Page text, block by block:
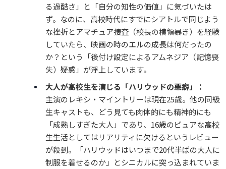
る過酷さ」と「自分の知性の価値」に気づいたは
ず。なのに、高校時代にすでにシアトルで同じよう
な挫折とアマチュア捜査（校長の横領暴き）を経験
していたら、映画の時のエルの成長は何だったの
か？という「後付け設定によるアムネジア（記憶喪
失）疑惑」が浮上しています。
大人が高校生を演じる「ハリウッドの悪癖」：
主演のレキシ・マイントリーは現在25歳。他の同級
生キャストも、どう見ても肉体的にも精神的にも
「成熟しすぎた大人」であり、16歳のピュアな高校
生生活としてはリアリティに欠けるというレビュー
が殺到。「ハリウッドはいつまで20代半ばの大人に
制服を着せるのか」とシニカルに突っ込まれていま